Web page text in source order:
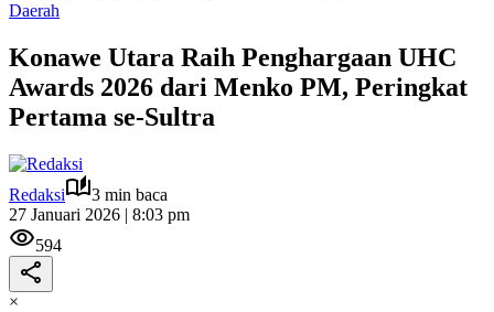
Daerah
Konawe Utara Raih Penghargaan UHC
Awards 2026 dari Menko PM, Peringkat
Pertama se-Sultra
Redaksi
3 min baca
27 Januari 2026 | 8:03 pm
594
×